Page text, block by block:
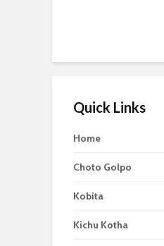
Quick Links
Home
Choto Golpo
Kobita
Kichu Kotha